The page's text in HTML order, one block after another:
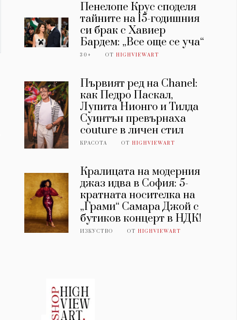
Пенелопе Крус споделя
тайните на 15-годишния
си брак с Хавиер
Бардем: „Все още се уча“
30+ ОТHIGHVIEWART
Първият ред на Chanel:
как Педро Паскал,
Лупита Нионго и Тилда
Суинтън превърнаха
couture в личен стил
КРАСОТА ОТHIGHVIEWART
Кралицата на модерния
джаз идва в София: 5-
кратната носителка на
„Грами“ Самара Джой с
бутиков концерт в НДК!
ИЗКУСТВО ОТHIGHVIEWART